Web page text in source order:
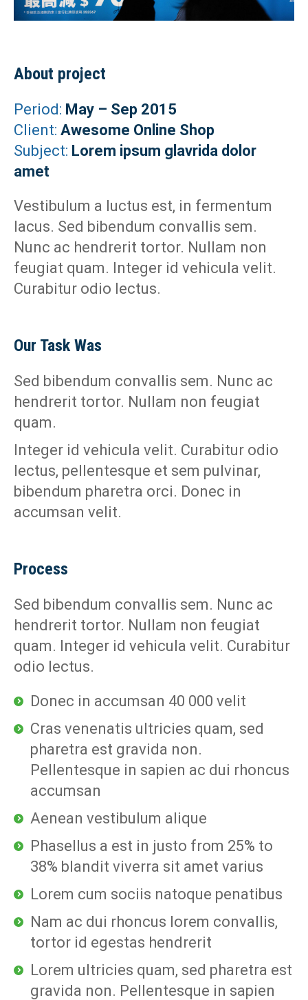
About project
Period: May – Sep 2015
Client: Awesome Online Shop
Subject: Lorem ipsum glavrida dolor
amet
Vestibulum a luctus est, in fermentum
lacus. Sed bibendum convallis sem.
Nunc ac hendrerit tortor. Nullam non
feugiat quam. Integer id vehicula velit.
Curabitur odio lectus.
Our Task Was
Sed bibendum convallis sem. Nunc ac
hendrerit tortor. Nullam non feugiat
quam.
Integer id vehicula velit. Curabitur odio
lectus, pellentesque et sem pulvinar,
bibendum pharetra orci. Donec in
accumsan velit.
Process
Sed bibendum convallis sem. Nunc ac
hendrerit tortor. Nullam non feugiat
quam. Integer id vehicula velit. Curabitur
odio lectus.
Donec in accumsan 40 000 velit
Cras venenatis ultricies quam, sed
pharetra est gravida non.
Pellentesque in sapien ac dui rhoncus
accumsan
Aenean vestibulum alique
Phasellus a est in justo from 25% to
38% blandit viverra sit amet varius
Lorem cum sociis natoque penatibus
Nam ac dui rhoncus lorem convallis,
tortor id egestas hendrerit
Lorem ultricies quam, sed pharetra est
gravida non. Pellentesque in sapien